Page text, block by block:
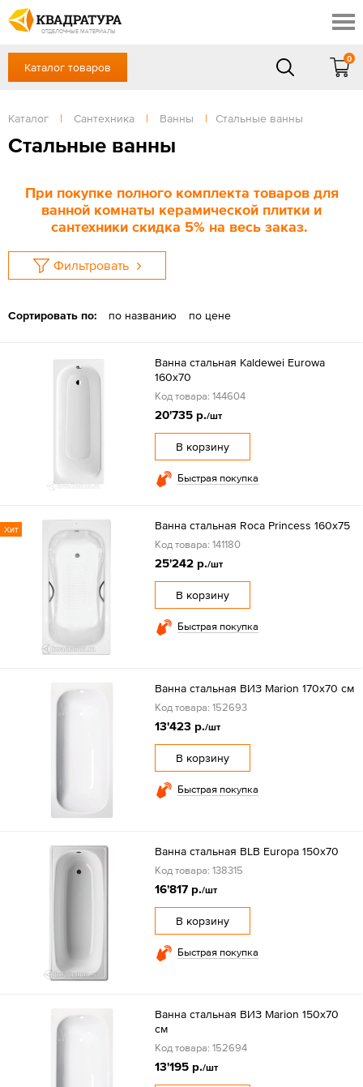
ОТДЕЛОЧНЫЕ МАТЕРИАЛЫ
Профи
Контакты
Доставка и оплата
Выставочный зал
Готовые решения
Отзывы
+7 (861) 217-94-70
Сб, Вс — выходной
ЗАКАЗАТЬ ЗВОНОК
Вход
Каталог товаров
0
Каталог | Сантехника | Ванны | Стальные ванны
Стальные ванны
При покупке полного комплекта товаров для
ванной комнаты керамической плитки и
сантехники скидка 5% на весь заказ.
Фильтровать
Сортировать по: по названию по цене
Ванна стальная Kaldewei Eurowa
160х70
Код товара: 144604
20'735 р./шт
В корзину
Быстрая покупка
Хит Ванна стальная Roca Princess 160х75
Код товара: 141180
25'242 р./шт
В корзину
Быстрая покупка
Ванна стальная ВИЗ Marion 170х70 см
Код товара: 152693
13'423 р./шт
В корзину
Быстрая покупка
Ванна стальная BLB Europa 150х70
Код товара: 138315
16'817 р./шт
В корзину
Быстрая покупка
Ванна стальная ВИЗ Marion 150х70
см
Код товара: 152694
13'195 р./шт